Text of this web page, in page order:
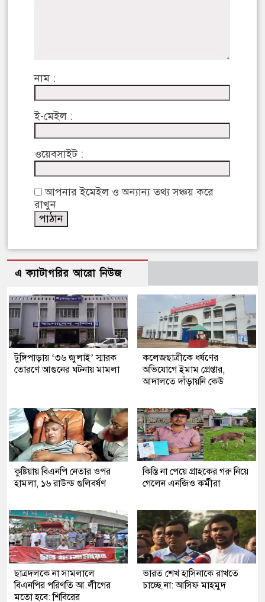
নাম :
ই-মেইল :
ওয়েবসাইট :
আপনার ইমেইল ও অন্যান্য তথ্য সঞ্চয় করে
রাখুন
এ ক্যাটাগরির আরো নিউজ
টুঙ্গিপাড়ায় ‘৩৬ জুলাই’ স্মারক
তোরণে আগুনের ঘটনায় মামলা
কলেজছাত্রীকে ধর্ষণের
অভিযোগে ইমাম গ্রেপ্তার,
আদালতে দাঁড়ায়নি কেউ
কুষ্টিয়ায় বিএনপি নেতার ওপর
হামলা, ১৬ রাউন্ড গুলিবর্ষণ
কিস্তি না পেয়ে গ্রাহকের গরু নিয়ে
গেলেন এনজিও কর্মীরা
ছাত্রদলকে না সামলালে
বিএনপির পরিণতি আ.লীগের
মতো হবে: শিবিরের
ভারত শেখ হাসিনাকে রাখতে
চাচ্ছে না: আসিফ মাহমুদ